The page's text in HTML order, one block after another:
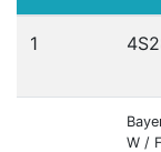
1
W /